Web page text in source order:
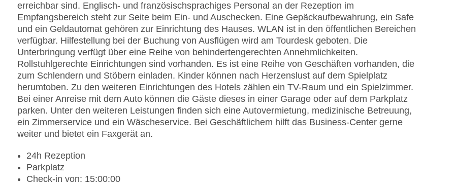
erreichbar sind. Englisch- und französischsprachiges Personal an der Rezeption im
Empfangsbereich steht zur Seite beim Ein- und Auschecken. Eine Gepäckaufbewahrung, ein Safe
und ein Geldautomat gehören zur Einrichtung des Hauses. WLAN ist in den öffentlichen Bereichen
verfügbar. Hilfestellung bei der Buchung von Ausflügen wird am Tourdesk geboten. Die
Unterbringung verfügt über eine Reihe von behindertengerechten Annehmlichkeiten.
Rollstuhlgerechte Einrichtungen sind vorhanden. Es ist eine Reihe von Geschäften vorhanden, die
zum Schlendern und Stöbern einladen. Kinder können nach Herzenslust auf dem Spielplatz
herumtoben. Zu den weiteren Einrichtungen des Hotels zählen ein TV-Raum und ein Spielzimmer.
Bei einer Anreise mit dem Auto können die Gäste dieses in einer Garage oder auf dem Parkplatz
parken. Unter den weiteren Leistungen finden sich eine Autovermietung, medizinische Betreuung,
ein Zimmerservice und ein Wäscheservice. Bei Geschäftlichem hilft das Business-Center gerne
weiter und bietet ein Faxgerät an.
24h Rezeption
Parkplatz
Check-in von: 15:00:00